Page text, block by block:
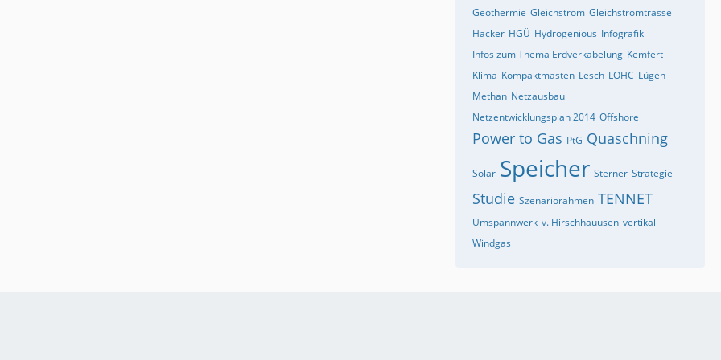
Geothermie Gleichstrom Gleichstromtrasse
Hacker HGÜ Hydrogenious Infografik
Infos zum Thema Erdverkabelung Kemfert
Klima Kompaktmasten Lesch LOHC Lügen
Methan Netzausbau
Netzentwicklungsplan 2014 Offshore
Power to Gas PtG Quaschning
Solar Speicher Sterner Strategie
Studie Szenariorahmen TENNET
Umspannwerk v. Hirschhauusen vertikal
Windgas